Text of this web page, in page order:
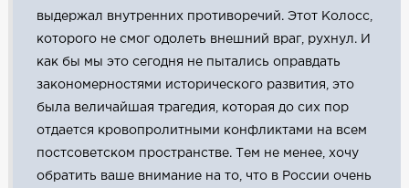
выдержал внутренних противоречий. Этот Колосс,
которого не смог одолеть внешний враг, рухнул. И
как бы мы это сегодня не пытались оправдать
закономерностями исторического развития, это
была величайшая трагедия, которая до сих пор
отдается кровопролитными конфликтами на всем
постсоветском пространстве. Тем не менее, хочу
обратить ваше внимание на то, что в России очень